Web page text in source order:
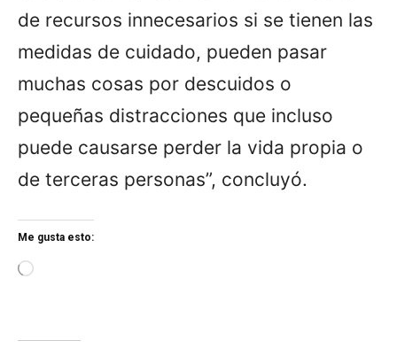
de recursos innecesarios si se tienen las
medidas de cuidado, pueden pasar
muchas cosas por descuidos o
pequeñas distracciones que incluso
puede causarse perder la vida propia o
de terceras personas”, concluyó.
Me gusta esto: